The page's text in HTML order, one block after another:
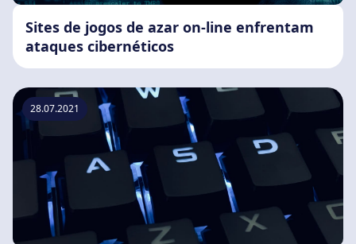
Sites de jogos de azar on-line enfrentam
ataques cibernéticos
28.07.2021